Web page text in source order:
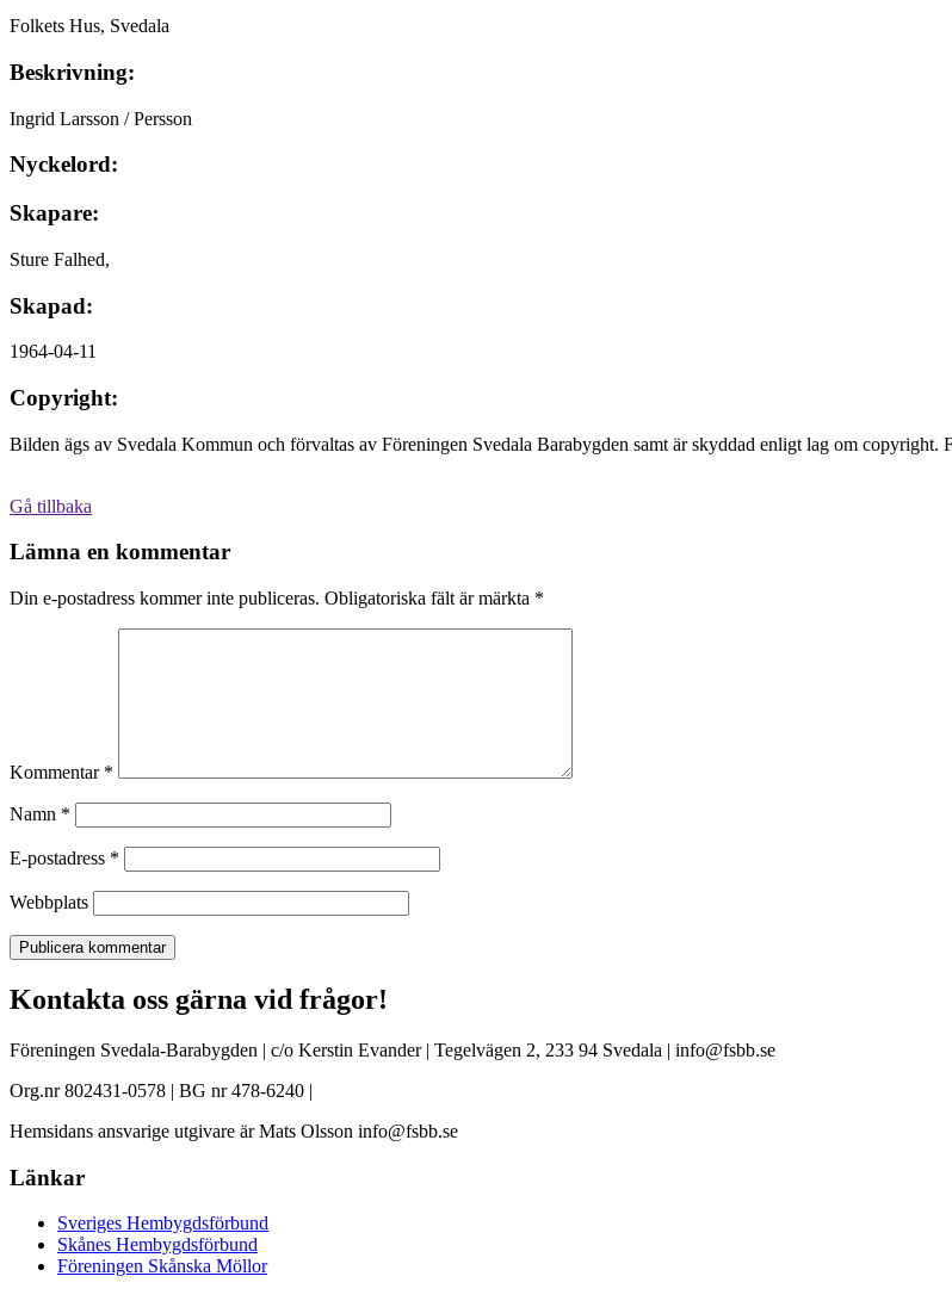
Folkets Hus, Svedala
Beskrivning:
Ingrid Larsson / Persson
Nyckelord:
Skapare:
Sture Falhed,
Skapad:
1964-04-11
Copyright:
Bilden ägs av Svedala Kommun och förvaltas av Föreningen Svedala Barabygden samt är skyddad enligt lag om copyright.
Gå tillbaka
Lämna en kommentar
Din e-postadress kommer inte publiceras. Obligatoriska fält är märkta *
Kommentar *
Namn *
E-postadress *
Webbplats
Kontakta oss gärna vid frågor!
Föreningen Svedala-Barabygden | c/o Kerstin Evander | Tegelvägen 2, 233 94 Svedala | info@fsbb.se
Org.nr 802431-0578 | BG nr 478-6240 |
Hemsidans ansvarige utgivare är Mats Olsson info@fsbb.se
Länkar
Sveriges Hembygdsförbund
Skånes Hembygdsförbund
Föreningen Skånska Möllor